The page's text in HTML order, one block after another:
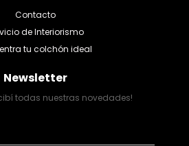
Contacto
de Interiorismo
tu colchón ideal
Newsletter
todas nuestras novedades!